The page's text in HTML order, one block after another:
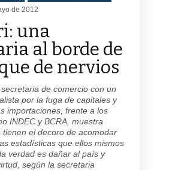
de 2012
una
al borde de
de nervios
de comercio con un
por la fuga de capitales y
importaciones, frente a los
INDEC y BCRA, muestra
tienen el decoro de acomodar
estadísticas que ellos mismos
verdad es dañar al país y
según la secretaria